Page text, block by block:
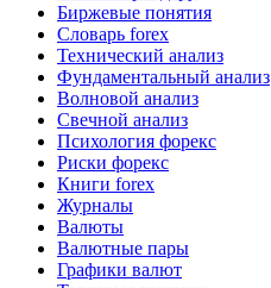
Биржевые понятия
Словарь forex
Технический анализ
Фундаментальный анализ
Волновой анализ
Свечной анализ
Психология форекс
Риски форекс
Книги forex
Журналы
Валюты
Валютные пары
Графики валют